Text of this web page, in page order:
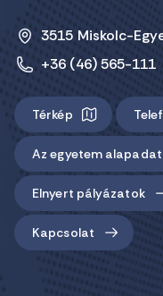
3515 Miskolc-
+36 (46) 565-111
Térkép
Az egyetem
Elnyert pályázatok
Kapcsolat